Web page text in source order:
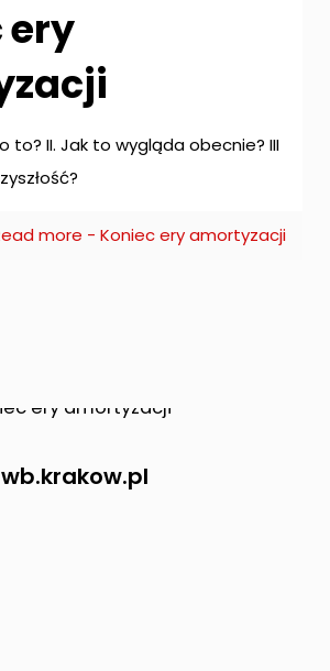
ery
to? II. Jak to wygląda obecnie? III
more - Koniec ery amortyzacji